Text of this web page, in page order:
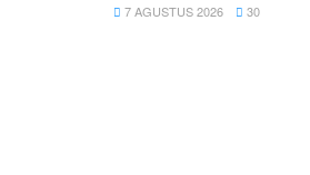
7 AGUSTUS 2026 30